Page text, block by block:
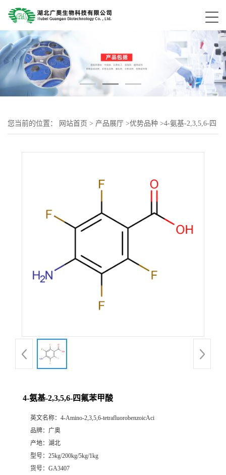
您当前的位置： 网站首页 > 产品展厅 >优势品种 >4-氨基-2,3,5,6-四
4-氨基-2,3,5,6-四氟苯甲酸
英文名称： 4-Amino-2,3,5,6-tetrafluorobenzoicAci
品牌： 广奥
产地： 湖北
型号： 25kg/200kg/5kg/1kg
货号： GA3407